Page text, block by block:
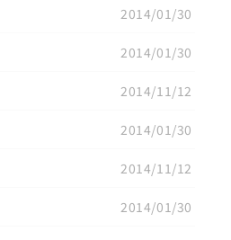
2014/01/30
2014/01/30
2014/11/12
2014/01/30
2014/11/12
2014/01/30